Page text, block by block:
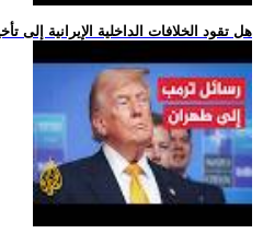
.. هل تقود الخلافات الداخلية الإيرانية إلى